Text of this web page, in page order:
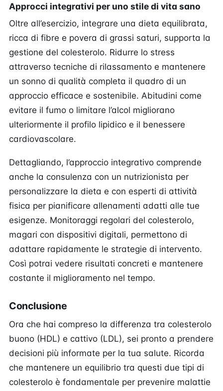
Approcci integrativi per uno stile di vita sano
Oltre all’esercizio, integrare una dieta equilibrata,
ricca di fibre e povera di grassi saturi, supporta la
gestione del colesterolo. Ridurre lo stress
attraverso tecniche di rilassamento e mantenere
un sonno di qualità completa il quadro di un
approccio efficace e sostenibile. Abitudini come
evitare il fumo o limitare l’alcol migliorano
ulteriormente il profilo lipidico e il benessere
cardiovascolare.
Dettagliando, l’approccio integrativo comprende
anche la consulenza con un nutrizionista per
personalizzare la dieta e con esperti di attività
fisica per pianificare allenamenti adatti alle tue
esigenze. Monitoraggi regolari del colesterolo,
magari con dispositivi digitali, permettono di
adattare rapidamente le strategie di intervento.
Così potrai vedere risultati concreti e mantenere
costante il miglioramento nel tempo.
Conclusione
Ora che hai compreso la differenza tra colesterolo
buono (HDL) e cattivo (LDL), sei pronto a prendere
decisioni più informate per la tua salute. Ricorda
che mantenere un equilibrio tra questi due tipi di
colesterolo è fondamentale per prevenire malattie